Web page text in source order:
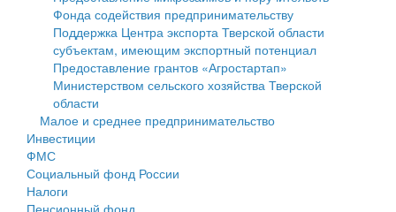
Образование
Здравоохранение
Социальная защита
Фотоальбом
Работа с обращениями граждан
Муниципальный контроль
Муниципальные услуги
Проекты административных регламентов
Антимонопольный комплаенс
Противодействие коррупции
Имущественная поддержка субъектов малого и
среднего предпринимательства
Информационная поддержка субъектов малого и
среднего предпринимательства
Муниципальные программы
Контрольно-счетная палата
Фонда содействия предпринимательству
Поддержка Центра экспорта Тверской области
субъектам, имеющим экспортный потенциал
Предоставление грантов «Агростартап»
Министерством сельского хозяйства Тверской
области
Малое и среднее предпринимательство
Инвестиции
ФМС
Социальный фонд России
Налоги
Пенсионный фонд